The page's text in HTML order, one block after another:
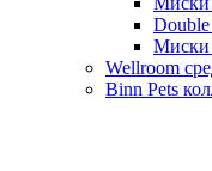
Миски
Wellroom
Binn Pets